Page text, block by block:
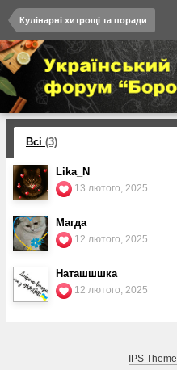
Кулінарні хитрощі та поради
Всі (3)
Lika_N
13 лютого, 2025
Магда
12 лютого, 2025
Наташшшка
12 лютого, 2025
IPS Theme